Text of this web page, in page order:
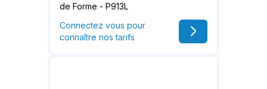
de Forme - P913L
Connectez vous pour
connaître nos tarifs